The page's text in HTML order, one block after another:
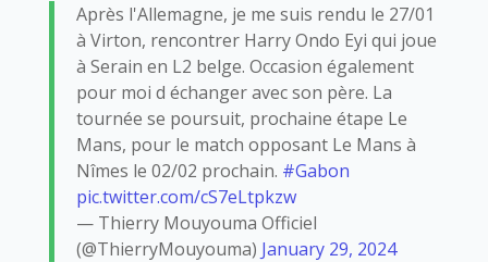
Après l'Allemagne, je me suis rendu le 27/01
à Virton, rencontrer Harry Ondo Eyi qui joue
à Serain en L2 belge. Occasion également
pour moi d échanger avec son père. La
tournée se poursuit, prochaine étape Le
Mans, pour le match opposant Le Mans à
Nîmes le 02/02 prochain. #Gabon
pic.twitter.com/cS7eLtpkzw
— Thierry Mouyouma Officiel
(@ThierryMouyouma) January 29, 2024